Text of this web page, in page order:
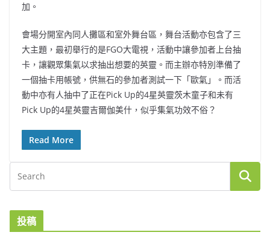
加。
會場分開室內同人攤區和室外舞台區，舞台活動亦包含了三
大主題，最初舉行的是FGO大電視，活動中讓參加者上台抽
卡，讓觀眾集氣以求抽出想要的英靈。而主辦亦特別準備了
一個抽卡用帳號，供無石的參加者測試一下「歐氣」。而活
動中亦有人抽中了正在Pick Up的4星英靈茨木童子和未有
Pick Up的4星英靈吉爾伽美什，似乎集氣功效不俗？
Read More
投稿